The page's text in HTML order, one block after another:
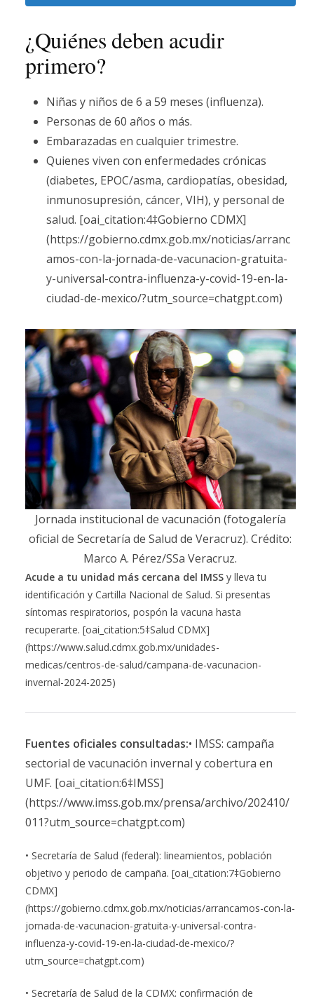
¿Quiénes deben acudir
primero?
Niñas y niños de 6 a 59 meses (influenza).
Personas de 60 años o más.
Embarazadas en cualquier trimestre.
Quienes viven con enfermedades crónicas
(diabetes, EPOC/asma, cardiopatías, obesidad,
inmunosupresión, cáncer, VIH), y personal de
salud. [oai_citation:4‡Gobierno CDMX]
(https://gobierno.cdmx.gob.mx/noticias/arranc
amos-con-la-jornada-de-vacunacion-gratuita-
y-universal-contra-influenza-y-covid-19-en-la-
ciudad-de-mexico/?utm_source=chatgpt.com)
Jornada institucional de vacunación (fotogalería
oficial de Secretaría de Salud de Veracruz). Crédito:
Marco A. Pérez/SSa Veracruz.
Acude a tu unidad más cercana del IMSS y lleva tu
identificación y Cartilla Nacional de Salud. Si presentas
síntomas respiratorios, pospón la vacuna hasta
recuperarte. [oai_citation:5‡Salud CDMX]
(https://www.salud.cdmx.gob.mx/unidades-
medicas/centros-de-salud/campana-de-vacunacion-
invernal-2024-2025)
Fuentes oficiales consultadas:• IMSS: campaña
sectorial de vacunación invernal y cobertura en
UMF. [oai_citation:6‡IMSS]
(https://www.imss.gob.mx/prensa/archivo/202410/
011?utm_source=chatgpt.com)
• Secretaría de Salud (federal): lineamientos, población
objetivo y periodo de campaña. [oai_citation:7‡Gobierno
CDMX]
(https://gobierno.cdmx.gob.mx/noticias/arrancamos-con-la-
jornada-de-vacunacion-gratuita-y-universal-contra-
influenza-y-covid-19-en-la-ciudad-de-mexico/?
utm_source=chatgpt.com)
• Secretaría de Salud de la CDMX: confirmación de